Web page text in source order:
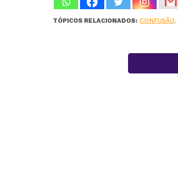
TÓPICOS RELACIONADOS: CONFUSÃO,